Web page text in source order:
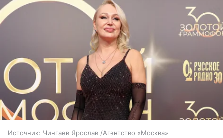
Источник: Чингаев Ярослав /Агентство «Москва»